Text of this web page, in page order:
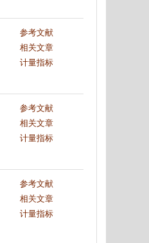
参考文献
相关文章
计量指标
参考文献
相关文章
计量指标
参考文献
相关文章
计量指标